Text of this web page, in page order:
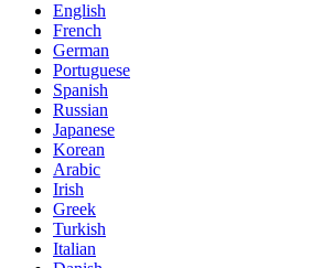
English
French
German
Portuguese
Spanish
Russian
Japanese
Korean
Arabic
Irish
Greek
Turkish
Italian